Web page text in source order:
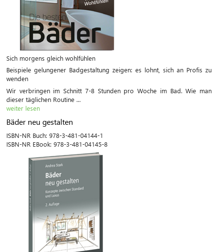
Sich morgens gleich wohlfühlen
Beispiele gelungener Badgestaltung zeigen: es lohnt, sich an Profis zu
wenden
Wir verbringen im Schnitt 7-8 Stunden pro Woche im Bad. Wie man
dieser täglichen Routine ...
weiter lesen
Bäder neu gestalten
ISBN-NR Buch: 978-3-481-04144-1
ISBN-NR EBook: 978-3-481-04145-8